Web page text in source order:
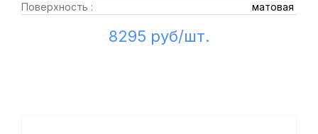
Поверхность :
матовая
8295 руб/шт.